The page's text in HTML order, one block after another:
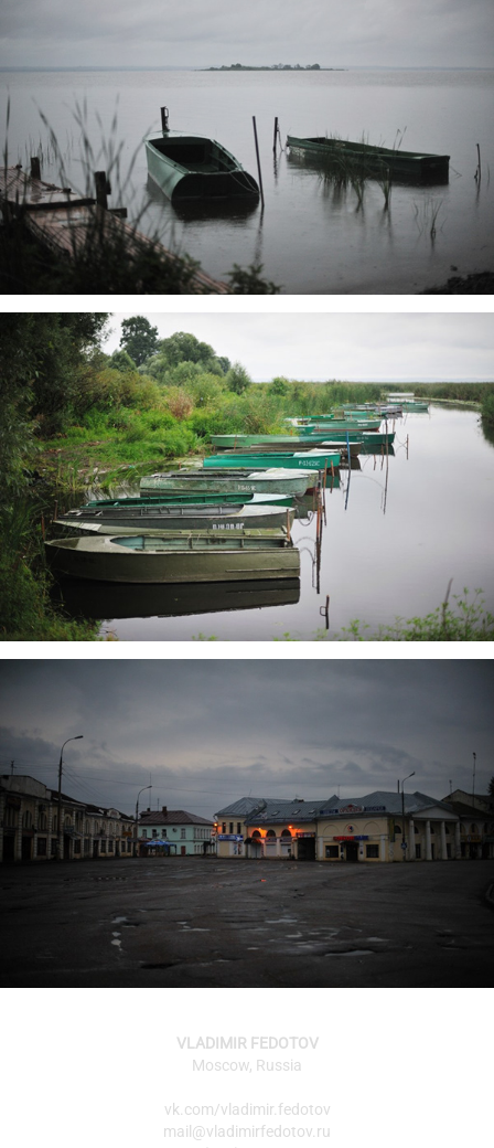
VLADIMIR FEDOTOV
Moscow, Russia
vk.com/vladimir.fedotov
mail@vladimirfedotov.ru